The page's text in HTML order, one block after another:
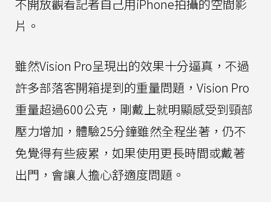
不開放觀看記者自己用iPhone拍攝的空間影
片。
雖然Vision Pro呈現出的效果十分逼真，不過
許多部落客開箱提到的重量問題，Vision Pro
重量超過600公克，剛戴上就明顯感受到頸部
壓力增加，體驗25分鐘雖然全程坐著，仍不
免覺得有些疲累，如果使用更長時間或戴著
出門，會讓人擔心舒適度問題。